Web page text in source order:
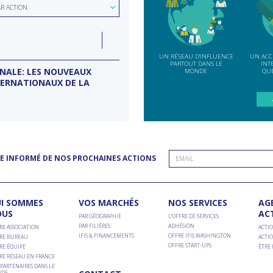
ACTION
LES NOUVEAUX
DE LA
INDE
MISSION D’ENTREPRISES
UN RÉSEAU D'INFLUENCE
PARTOUT DANS LE
MONDE
UN
INFORMÉ DE NOS PROCHAINES ACTIONS
SOMMES
ASSOCIATION
BUREAU
ÉQUIPE
RÉSEAU EN FRANCE
DANS LE
VOS MARCHÉS
PAR GÉOGRAPHIE
PAR FILIÈRES
IFIS & FINANCEMENTS
NOS SERVICES
L’OFFRE DE SERVICES
ADHÉSION
OFFRE IFIS WASHINGTON
OFFRE START-UPS
ÊTRE